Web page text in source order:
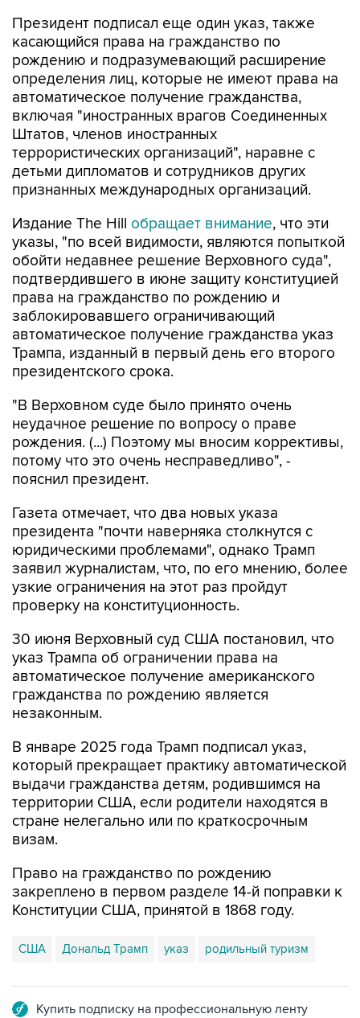
Президент подписал еще один указ, также
касающийся права на гражданство по
рождению и подразумевающий расширение
определения лиц, которые не имеют права на
автоматическое получение гражданства,
включая "иностранных врагов Соединенных
Штатов, членов иностранных
террористических организаций", наравне с
детьми дипломатов и сотрудников других
признанных международных организаций.
Издание The Hill обращает внимание, что эти
указы, "по всей видимости, являются попыткой
обойти недавнее решение Верховного суда",
подтвердившего в июне защиту конституцией
права на гражданство по рождению и
заблокировавшего ограничивающий
автоматическое получение гражданства указ
Трампа, изданный в первый день его второго
президентского срока.
"В Верховном суде было принято очень
неудачное решение по вопросу о праве
рождения. (...) Поэтому мы вносим коррективы,
потому что это очень несправедливо", -
пояснил президент.
Газета отмечает, что два новых указа
президента "почти наверняка столкнутся с
юридическими проблемами", однако Трамп
заявил журналистам, что, по его мнению, более
узкие ограничения на этот раз пройдут
проверку на конституционность.
30 июня Верховный суд США постановил, что
указ Трампа об ограничении права на
автоматическое получение американского
гражданства по рождению является
незаконным.
В январе 2025 года Трамп подписал указ,
который прекращает практику автоматической
выдачи гражданства детям, родившимся на
территории США, если родители находятся в
стране нелегально или по краткосрочным
визам.
Право на гражданство по рождению
закреплено в первом разделе 14-й поправки к
Конституции США, принятой в 1868 году.
США Дональд Трамп указ родильный туризм
Купить подписку на профессиональную ленту